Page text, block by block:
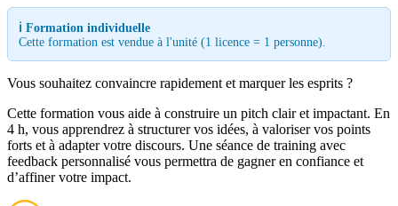
ℹ️ Formation individuelle
Cette formation est vendue à l'unité (1 licence = 1 personne).
Vous souhaitez convaincre rapidement et marquer les esprits ?
Cette formation vous aide à construire un pitch clair et impactant. En
4 h, vous apprendrez à structurer vos idées, à valoriser vos points
forts et à adapter votre discours. Une séance de training avec
feedback personnalisé vous permettra de gagner en confiance et
d’affiner votre impact.